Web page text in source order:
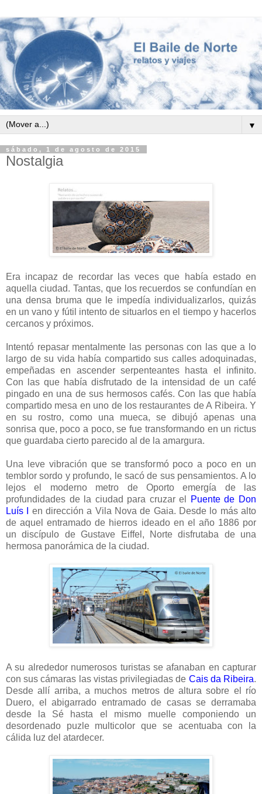
▼
sábado, 1 de agosto de 2015
Nostalgia
Era incapaz de recordar las veces que había estado en
aquella ciudad. Tantas, que los recuerdos se confundían en
una densa bruma que le impedía individualizarlos, quizás
en un vano y fútil intento de situarlos en el tiempo y hacerlos
cercanos y próximos.
Intentó repasar mentalmente las personas con las que a lo
largo de su vida había compartido sus calles adoquinadas,
empeñadas en ascender serpenteantes hasta el infinito.
Con las que había disfrutado de la intensidad de un café
pingado en una de sus hermosos cafés. Con las que había
compartido mesa en uno de los restaurantes de A Ribeira. Y
en su rostro, como una mueca, se dibujó apenas una
sonrisa que, poco a poco, se fue transformando en un rictus
que guardaba cierto parecido al de la amargura.
Una leve vibración que se transformó poco a poco en un
temblor sordo y profundo, le sacó de sus pensamientos. A lo
lejos el moderno metro de Oporto emergía de las
profundidades de la ciudad para cruzar el
Puente de Don
Luís I
en dirección a Vila Nova de Gaia. Desde lo más alto
de aquel entramado de hierros ideado en el año 1886 por
un discípulo de Gustave Eiffel, Norte disfrutaba de una
hermosa panorámica de la ciudad.
A su alrededor numerosos turistas se afanaban en capturar
con sus cámaras las vistas privilegiadas de Cais da Ribeira.
Desde allí arriba, a muchos metros de altura sobre el río
Duero, el abigarrado entramado de casas se derramaba
desde la Sé hasta el mismo muelle componiendo un
desordenado puzle multicolor que se acentuaba con la
cálida luz del atardecer.